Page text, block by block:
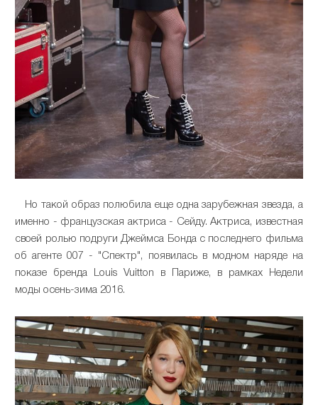
Но такой образ полюбила еще одна зарубежная звезда, а
именно - французская актриса - Сейду. Актриса, известная
своей ролью подруги Джеймса Бонда с последнего фильма
об агенте 007 - "Спектр", появилась в модном наряде на
показе бренда Louis Vuitton в Париже, в рамках Недели
моды осень-зима 2016.